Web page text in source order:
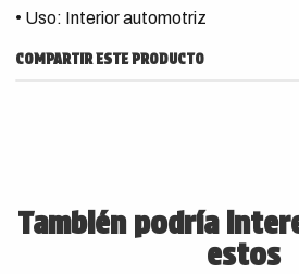
• Uso: Interior automotriz
COMPARTIR ESTE PRODUCTO
También podría
estos